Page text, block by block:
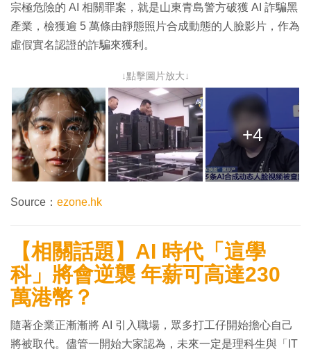
宗極危險的 AI 相關罪案，就是山東青島警方破獲 AI 詐騙黑
產業，檢獲逾 5 萬條由靜態照片合成動態的人臉影片，作為
虛假實名認證的詐騙來獲利。
↓點擊圖片放大↓
+4
Source： ezone.hk
【相關話題】AI 時代「這學
科」將會逆襲 年薪可高達230
萬港幣？
隨著企業正漸漸將 AI 引入職場，眾多打工仔開始擔心自己
將被取代。儘管一開始大家認為，未來一定是理科生與「IT